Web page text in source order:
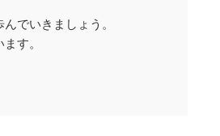
でいきましょう。
す。